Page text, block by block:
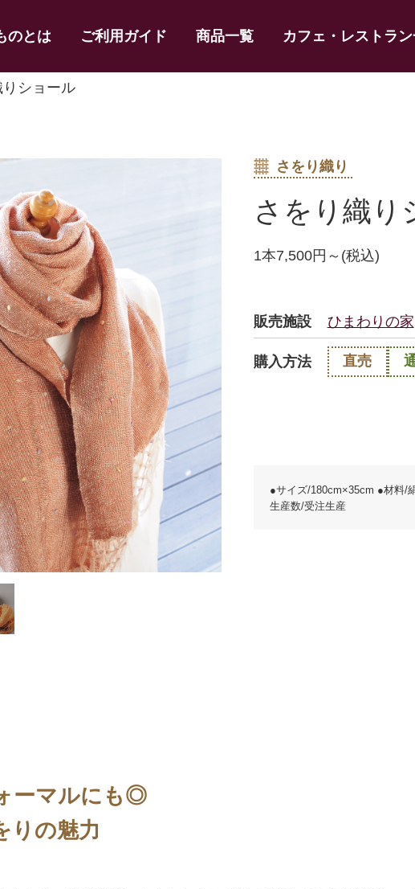
のとは ご利用ガイド 商品一覧 カフェ・レストラ
ショール
さをり織り
さをり織り
1本7,500円～(税込)
販売施設 ひまわりの家
購入方法 直売
●サイズ/180cm×35cm ●材料/
生産数/受注生産
ーマルにも◎
りの魅力